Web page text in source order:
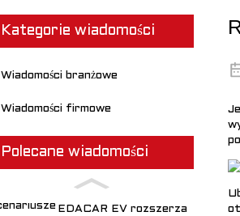
Kategorie wiadomości
Wiadomości branżowe
Wiadomości firmowe
Polecane wiadomości
EDACAR EV rozszerza